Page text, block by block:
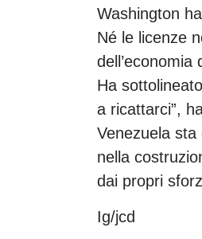
Washington
Né le licenze
Ha
a ricattarci”,
Venezuela
nella
dai propri
Ig/jcd